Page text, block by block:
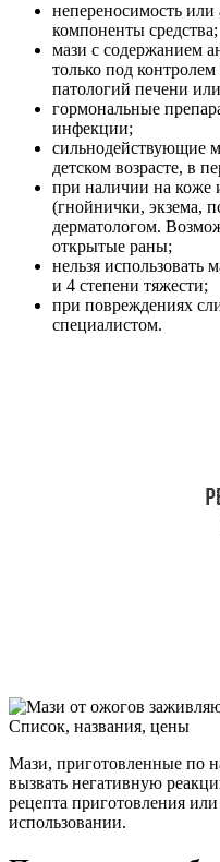
непереносимость или
компоненты средства;
мази с содержанием
только под
патологий печени
гормональные
инфекции;
сильнодействующие
детском возрасте, в
при наличии на
(гнойнички, экзема,
дерматологом.
открытые раны;
нельзя использовать
и 4 степени тяжести;
при повреждениях
специалистом.
Мази, приготовленные по
вызвать негативную
рецепта приготовления
использовании.